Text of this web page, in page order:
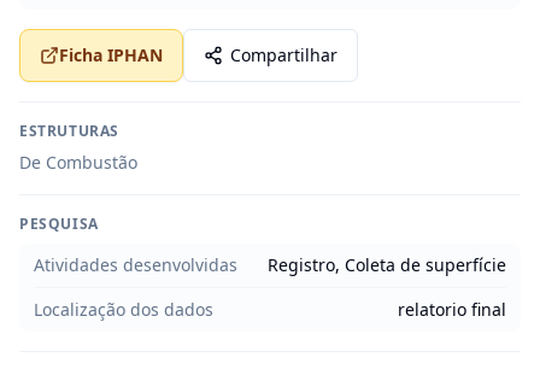
Ficha IPHAN Compartilhar
ESTRUTURAS
De Combustão
PESQUISA
Atividades desenvolvidas
Registro, Coleta de superfície
Localização dos dados
relatorio final